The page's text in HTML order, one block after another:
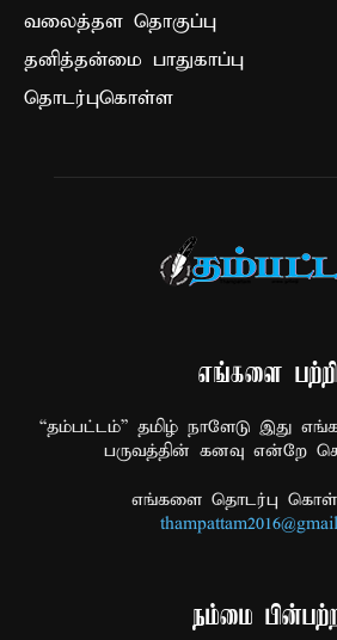
வலைத்தள தொகுப்பு
தனித்தன்மை பாதுகாப்பு
தொடர்புகொள்ள
எங்களை பற்றி
“தம்பட்டம்” தமிழ் நாளேடு இது
பருவத்தின் கனவு என்றே
எங்களை தொடர்பு
நம்மை